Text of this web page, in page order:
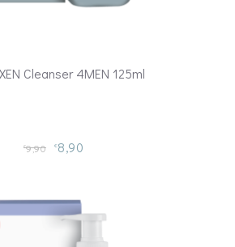
Cleanser 4MEN 125ml
€9,90 €8,90